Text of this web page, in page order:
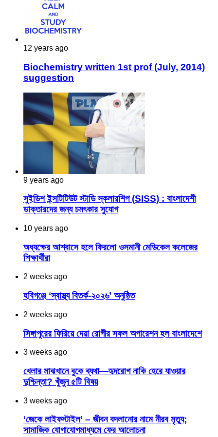
12 years ago
Biochemistry written 1st prof (July, 2014)
suggestion
9 years ago
সুইডিশ ইন্সটিটিউট স্টাডি স্কলারশিপ (SISS) : বাংলাদেশী
ডাক্তারদের জন্য চমৎকার সুযোগ
10 years ago
অধ্যক্ষের আশ্বাসে হলে ফিরলো ওসমানী মেডিকেল কলেজের
শিক্ষার্থীরা
2 weeks ago
হবিগঞ্জে ‘স্বাস্থ্য বিতর্ক-২০২৬’ অনুষ্ঠিত
2 weeks ago
সিঙ্গাপুরের ফিরিয়ে দেয়া রোগীর সফল অপারেশন হল বাংলাদেশে
3 weeks ago
খেলার মাঝখানে বুকে ব্যথা—হৃদরোগ নাকি হেরে যাওয়ার
দুশ্চিন্তা? খুঁজুন ৫টি বিষয়
3 weeks ago
‘জেকে লাইফস্টাইল’ – জীবন বদলানোর নামে নীরব মৃত্যু;
সামাজিক যোগাযোগমাধ্যমে ফের আলোচনা